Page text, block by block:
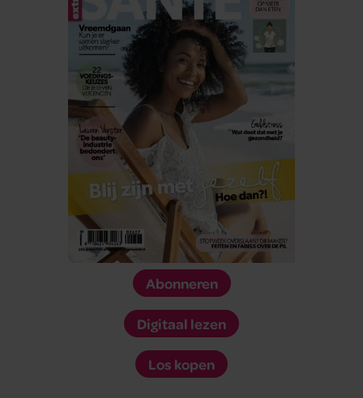
Abonneren
Digitaal lezen
Los kopen